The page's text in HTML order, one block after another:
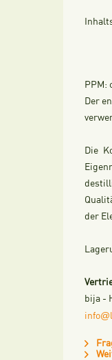
PPM:
Der
Die
der
bija -
info@